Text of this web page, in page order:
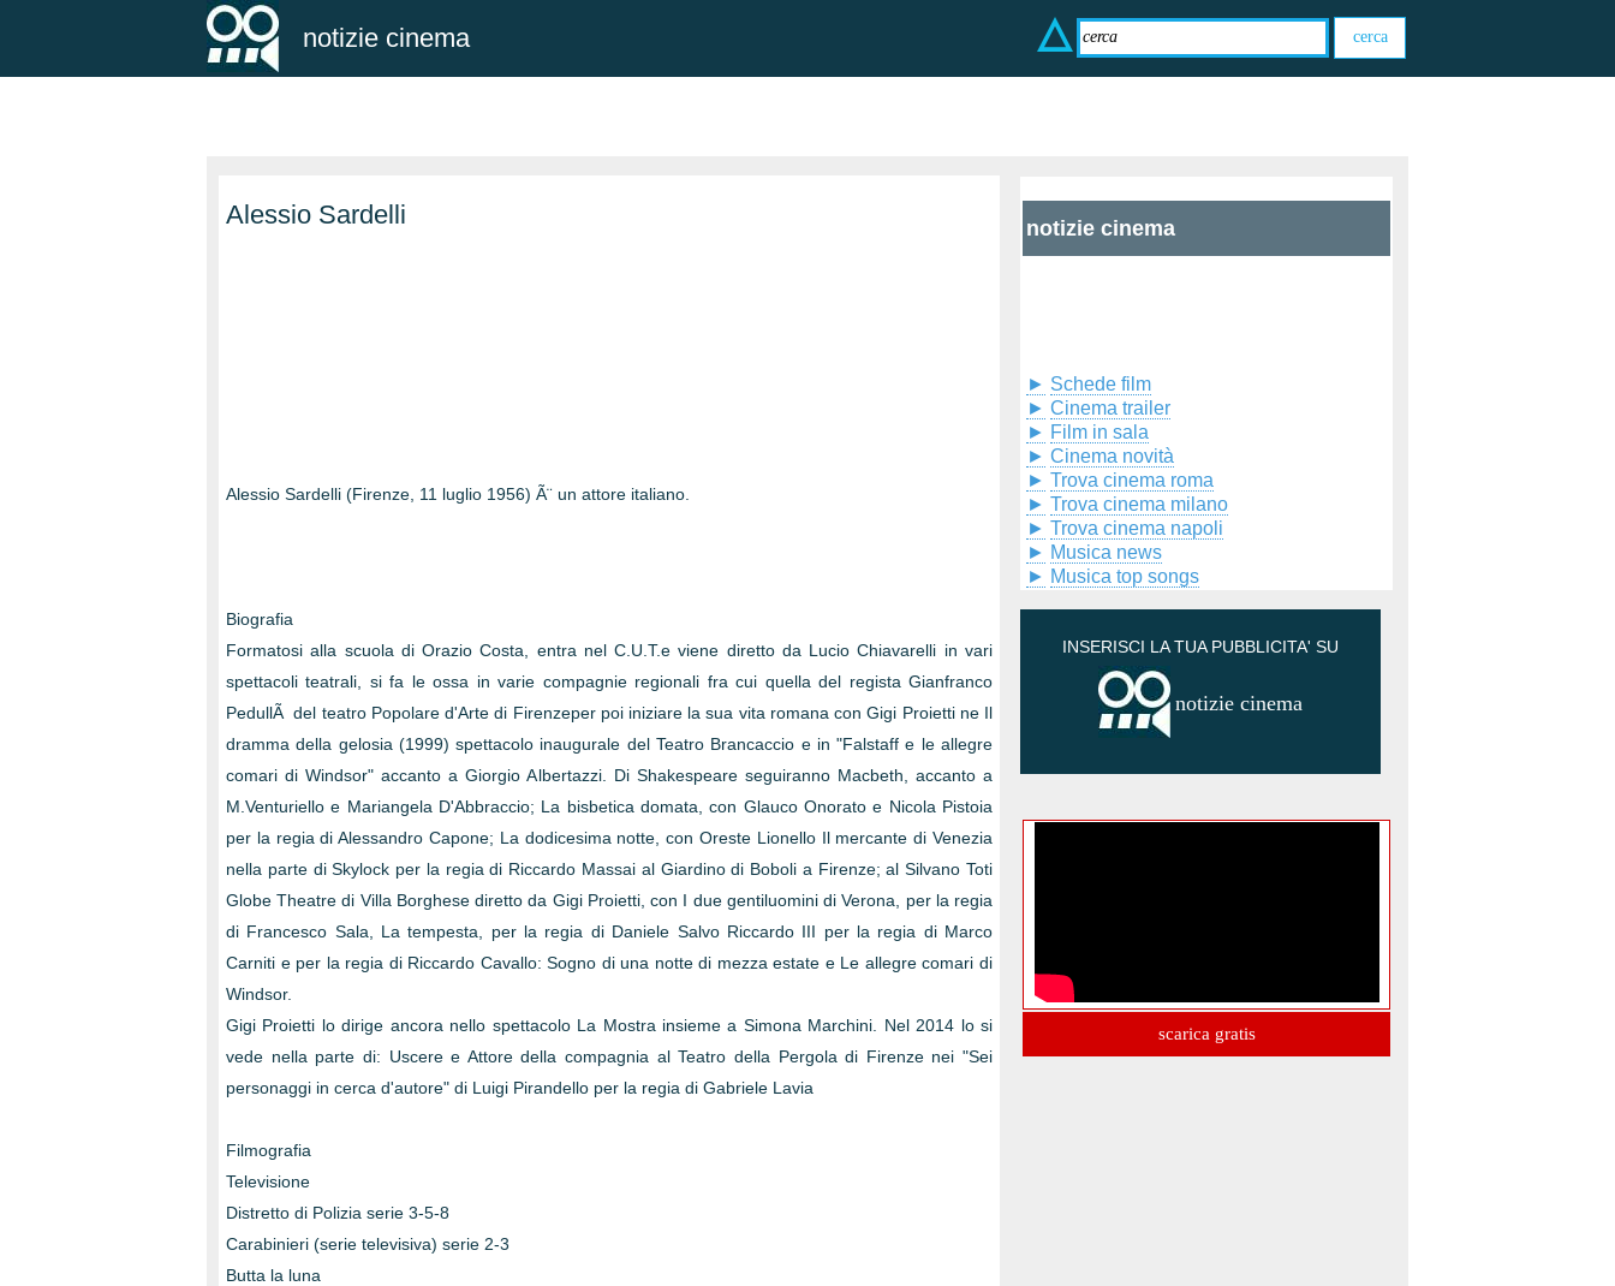
notizie cinema
Alessio Sardelli
Alessio Sardelli (Firenze, 11 luglio 1956) Ã¨ un attore italiano.
Biografia
Formatosi alla scuola di Orazio Costa, entra nel C.U.T.e viene diretto da Lucio Chiavarelli in vari
spettacoli teatrali, si fa le ossa in varie compagnie regionali fra cui quella del regista Gianfranco
PedullÃ del teatro Popolare d'Arte di Firenzeper poi iniziare la sua vita romana con Gigi Proietti ne Il
dramma della gelosia (1999) spettacolo inaugurale del Teatro Brancaccio e in "Falstaff e le allegre
comari di Windsor" accanto a Giorgio Albertazzi. Di Shakespeare seguiranno Macbeth, accanto a
M.Venturiello e Mariangela D'Abbraccio; La bisbetica domata, con Glauco Onorato e Nicola Pistoia
per la regia di Alessandro Capone; La dodicesima notte, con Oreste Lionello Il mercante di Venezia
nella parte di Skylock per la regia di Riccardo Massai al Giardino di Boboli a Firenze; al Silvano Toti
Globe Theatre di Villa Borghese diretto da Gigi Proietti, con I due gentiluomini di Verona, per la regia
di Francesco Sala, La tempesta, per la regia di Daniele Salvo Riccardo III per la regia di Marco
Carniti e per la regia di Riccardo Cavallo: Sogno di una notte di mezza estate e Le allegre comari di
Windsor.
Gigi Proietti lo dirige ancora nello spettacolo La Mostra insieme a Simona Marchini. Nel 2014 lo si
vede nella parte di: Uscere e Attore della compagnia al Teatro della Pergola di Firenze nei "Sei
personaggi in cerca d'autore" di Luigi Pirandello per la regia di Gabriele Lavia
Filmografia
Televisione
Distretto di Polizia serie 3-5-8
Carabinieri (serie televisiva) serie 2-3
Butta la luna
notizie cinema
► Schede film
► Cinema trailer
► Film in sala
► Cinema novità
► Trova cinema roma
► Trova cinema milano
► Trova cinema napoli
► Musica news
► Musica top songs
INSERISCI LA TUA PUBBLICITA' SU
notizie cinema
scarica gratis